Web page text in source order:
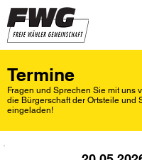
Termine
Fragen und Sprechen Sie mit uns
die Bürgerschaft der Ortsteile und
eingeladen!